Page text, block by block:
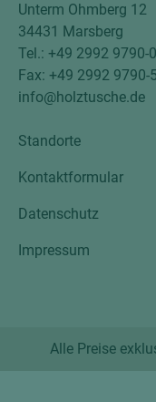
Unterm Ohmberg 12
34431 Marsberg
Tel.: +49 2992 9790-0
Fax: +49 2992 9790-
info@holztusche.de
Standorte
Kontaktformular
Datenschutz
Impressum
Alle Preise